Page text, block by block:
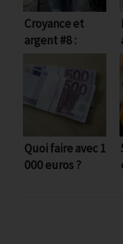
vous
Croyance et
argent #8 :
S’enrichir c’est
voler les autres
Quoi faire avec 1
000 euros ?